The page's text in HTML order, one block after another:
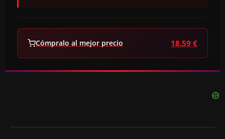
Cómpralo al mejor precio 18.59 €